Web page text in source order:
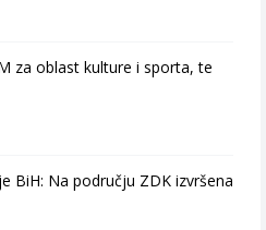
za oblast kulture i sporta, te
BiH: Na području ZDK izvršena